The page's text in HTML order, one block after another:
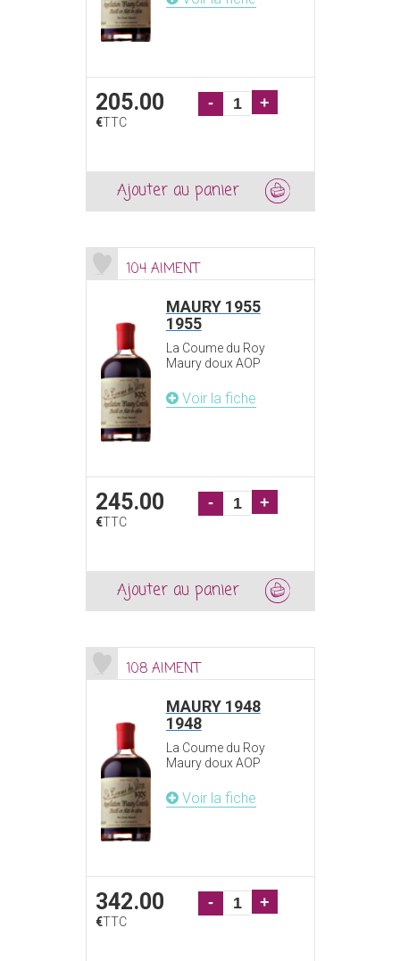
205.00
€TTC
- +
Ajouter au panier
104 AIMENT
MAURY 1955
1955
La Coume du Roy
Maury doux AOP
Voir la fiche
245.00
€TTC
- +
Ajouter au panier
108 AIMENT
MAURY 1948
1948
La Coume du Roy
Maury doux AOP
Voir la fiche
342.00
€TTC
- +